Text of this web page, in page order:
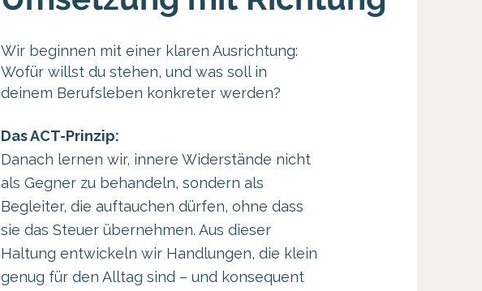
Wir beginnen mit einer klaren Ausrichtung:
Wofür willst du stehen, und was soll in
deinem Berufsleben konkreter werden?
Das ACT-Prinzip:
Danach lernen wir, innere Widerstände nicht
als Gegner zu behandeln, sondern als
Begleiter, die auftauchen dürfen, ohne dass
sie das Steuer übernehmen. Aus dieser
Haltung entwickeln wir Handlungen, die klein
genug für den Alltag sind – und konsequent